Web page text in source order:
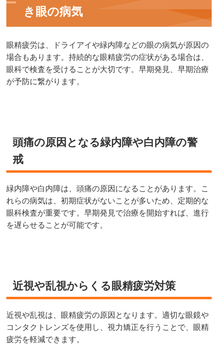
き眼の病気
眼精疲労は、ドライアイや緑内障などの眼の病気が原因の
場合もあります。持続的な眼精疲労の症状がある場合は、
眼科で検査を受けることが大切です。早期発見、早期治療
が予防に繋がります。
頭痛の原因となる緑内障や白内障の警
戒
緑内障や白内障は、頭痛の原因になることがあります。こ
れらの病気は、初期症状がないことが多いため、定期的な
眼科検査が重要です。早期発見で治療を開始すれば、進行
を遅らせることが可能です。
近視や乱視からくる眼精疲労対策
近視や乱視は、眼精疲労の原因となります。適切な眼鏡や
コンタクトレンズを使用し、視力矯正を行うことで、眼精
疲労を軽減できます。